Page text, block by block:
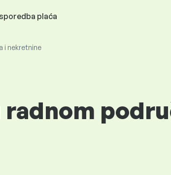
plaća
i nekretnine